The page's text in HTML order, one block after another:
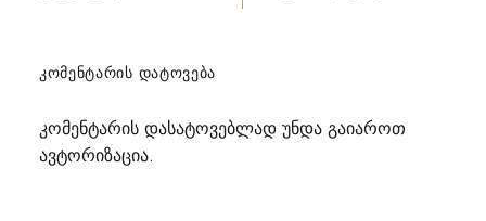
ᲙᲝᲛᲔᲜᲢᲐᲠᲘᲡ ᲓᲐᲢᲝᲕᲔᲑᲐ
კომენტარის დასატოვებლად უნდა გაიაროთ
ავტორიზაცია.